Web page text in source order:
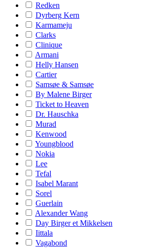
Redken
Dyrberg Kern
Karmameju
Clarks
Clinique
Armani
Helly Hansen
Cartier
Samsøe & Samsøe
By Malene Birger
Ticket to Heaven
Dr. Hauschka
Murad
Kenwood
Youngblood
Nokia
Lee
Tefal
Isabel Marant
Sorel
Guerlain
Alexander Wang
Day Birger et Mikkelsen
Iittala
Vagabond